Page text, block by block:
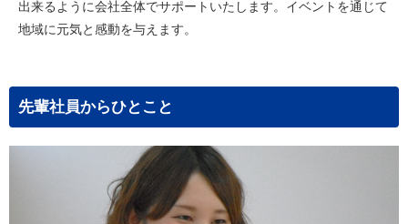
出来るように会社全体でサポートいたします。イベントを通じて
地域に元気と感動を与えます。
先輩社員からひとこと